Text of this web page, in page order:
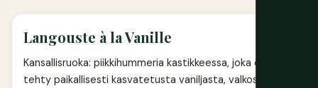
Langouste à la Vanille
Kansallisruoka: piikkihummeria kastikkeessa, joka on
tehty paikallisesti kasvatetusta vaniljasta, valkosipulista